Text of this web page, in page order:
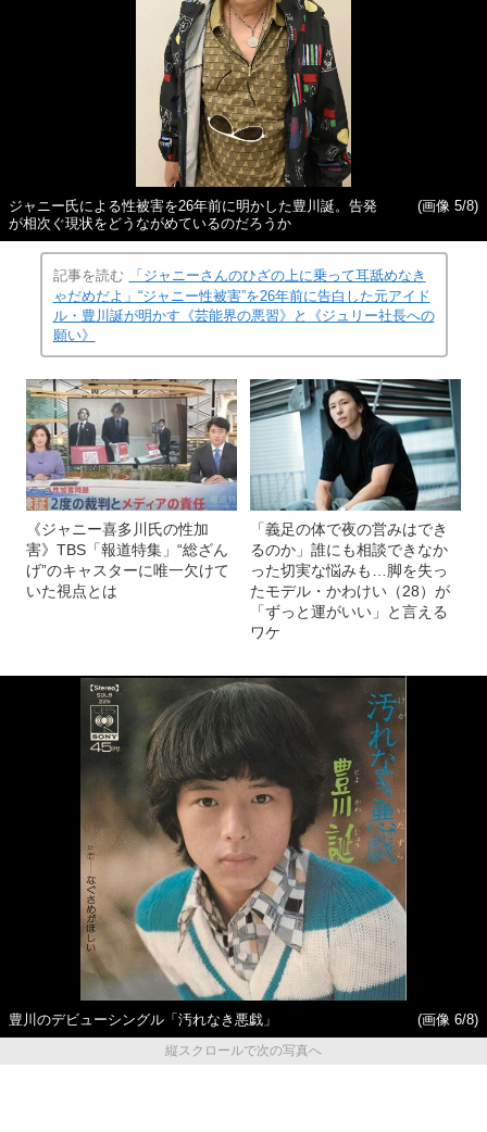
ジャニー氏による性被害を26年前に明かした豊川誕。告発
が相次ぐ現状をどうながめているのだろうか
(画像 5/8)
記事を読む
「ジャニーさんのひざの上に乗って耳舐めなき
ゃだめだよ」“ジャニー性被害”を26年前に告白した元アイド
ル・豊川誕が明かす《芸能界の悪習》と《ジュリー社長への
願い》
《ジャニー喜多川氏の性加
害》TBS「報道特集」“総ざん
げ”のキャスターに唯一欠けて
いた視点とは
「義足の体で夜の営みはでき
るのか」誰にも相談できなか
った切実な悩みも…脚を失っ
たモデル・かわけい（28）が
「ずっと運がいい」と言える
ワケ
豊川のデビューシングル「汚れなき悪戯」
(画像 6/8)
縦スクロールで次の写真へ